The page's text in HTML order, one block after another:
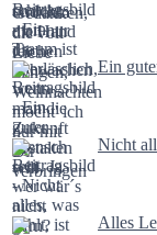
Ein
Nicht
Alles